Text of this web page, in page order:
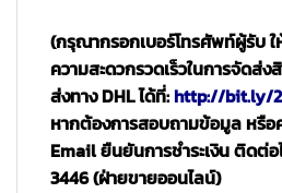
(กรุณากรอกเบอร์โทรศัพท์ผู้รับ
ความสะดวกรวดเร็วในการจัดส่ง
ส่งทาง DHL ได้ที่:http://bit.ly/
หากต้องการสอบถามข้อมูล หรือ
Email ยืนยันการชำระเงิน ติดต่อ
3446 (ฝ่ายขายออนไลน์)